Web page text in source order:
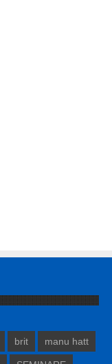
brit manu hatt